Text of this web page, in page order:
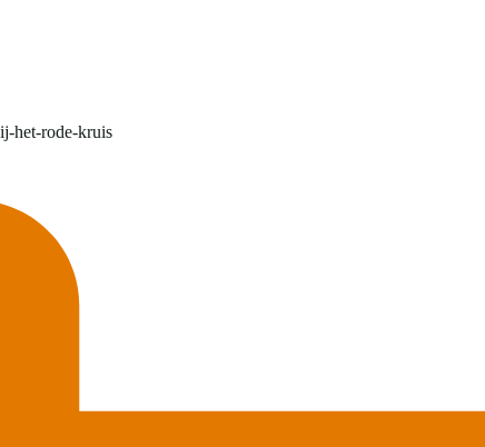
het-rode-kruis